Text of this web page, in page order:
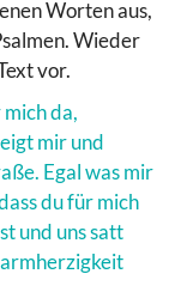
Worten aus,
Wieder
vor.
da,
mir und
Egal was mir
du für mich
und uns satt